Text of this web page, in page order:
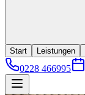
Start Leistungen
0228 466995